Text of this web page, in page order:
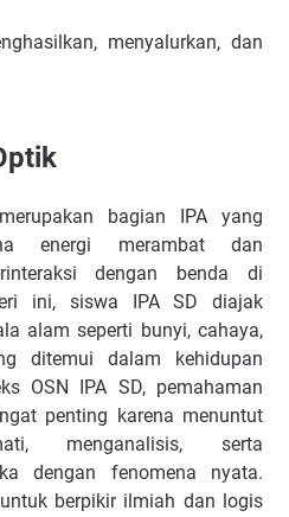
menyalurkan, dan
bagian IPA yang
energi merambat dan
dengan benda di
ini, siswa IPA SD diajak
alam seperti bunyi, cahaya,
ditemui dalam kehidupan
OSN IPA SD, pemahaman
penting karena menuntut
menganalisis, serta
dengan fenomena nyata.
berpikir ilmiah dan logis